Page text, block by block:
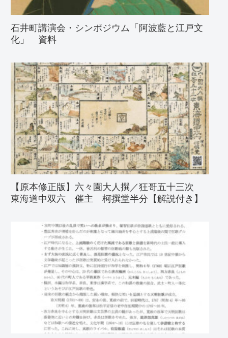
石井町講演会・シンポジウム「阿波藍と江戸文
化」 資料
【原本修正版】六々園大人撰／狂哥五十三次
東海道中双六 催主 柯撰堂半分【解説付き】